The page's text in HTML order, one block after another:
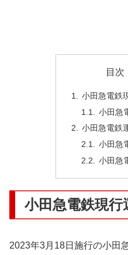
目次
小田急電鉄
小田急
小田急電鉄
小田急
小田急
小田急電鉄現行
2023年3月18日施行の小田